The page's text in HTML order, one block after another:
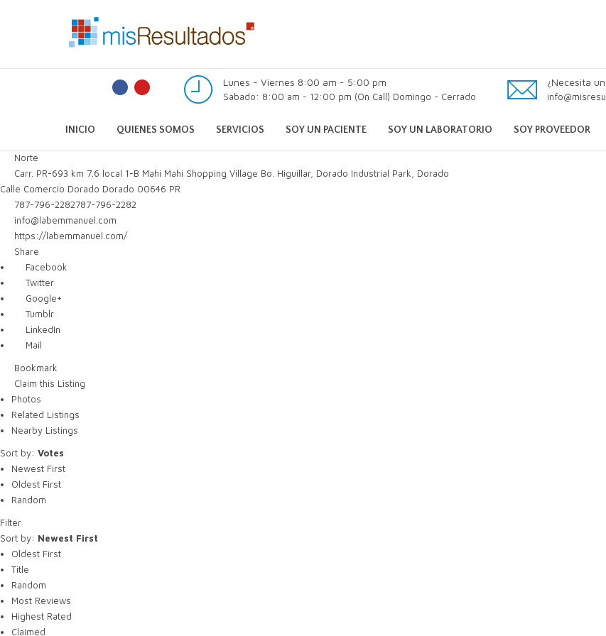
Lunes - Viernes 8:00 am - 5:00 pm
Sábado: 8:00 am - 12:00 pm (On Call) Domingo - Cerrado
¿Necesita
INICIO QUIENES SOMOS SERVICIOS SOY UN PACIENTE SOY UN LABORATORIO SOY PROVEEDOR
Norte
Carr. PR-693 km 7.6 local 1-B Mahi Mahi Shopping Village Bo. Higuillar, Dorado Industrial Park, Dorado
Calle Comercio Dorado Dorado 00646 PR
787-796-2282787-796-2282
info@labemmanuel.com
https://labemmanuel.com/
Share
Facebook
Twitter
Google+
Tumblr
LinkedIn
Mail
Bookmark
Claim this Listing
Photos
Related Listings
Nearby Listings
Sort by: Votes
Newest First
Oldest First
Random
Filter
Sort by: Newest First
Oldest First
Title
Random
Most Reviews
Highest Rated
Claimed